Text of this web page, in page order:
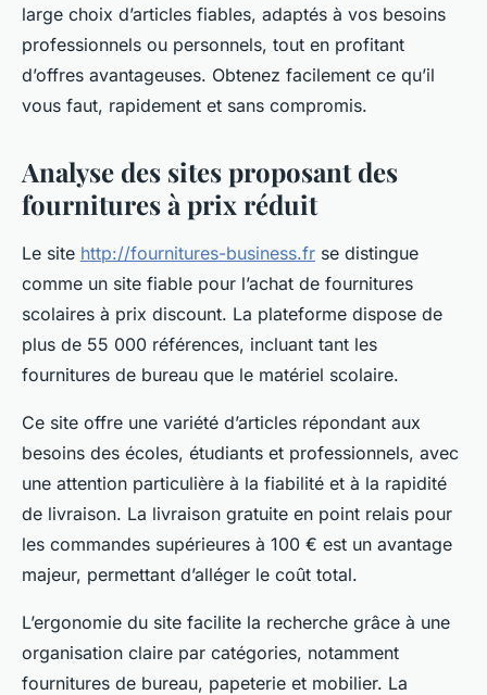
large choix d’articles fiables, adaptés à vos besoins
professionnels ou personnels, tout en profitant
d’offres avantageuses. Obtenez facilement ce qu’il
vous faut, rapidement et sans compromis.
Analyse des sites proposant des
fournitures à prix réduit
Le site http://fournitures-business.fr se distingue
comme un site fiable pour l’achat de fournitures
scolaires à prix discount. La plateforme dispose de
plus de 55 000 références, incluant tant les
fournitures de bureau que le matériel scolaire.
Ce site offre une variété d’articles répondant aux
besoins des écoles, étudiants et professionnels, avec
une attention particulière à la fiabilité et à la rapidité
de livraison. La livraison gratuite en point relais pour
les commandes supérieures à 100 € est un avantage
majeur, permettant d’alléger le coût total.
L’ergonomie du site facilite la recherche grâce à une
organisation claire par catégories, notamment
fournitures de bureau, papeterie et mobilier. La